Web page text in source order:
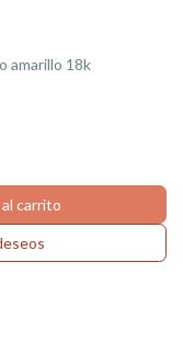
amarillo 18k
carrito